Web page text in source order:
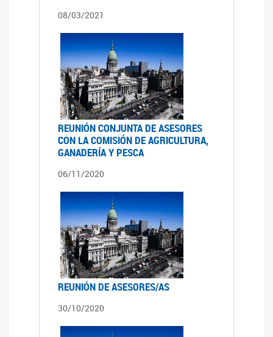
08/03/2021
REUNIÓN CONJUNTA DE ASESORES
CON LA COMISIÓN DE AGRICULTURA,
GANADERÍA Y PESCA
06/11/2020
REUNIÓN DE ASESORES/AS
30/10/2020